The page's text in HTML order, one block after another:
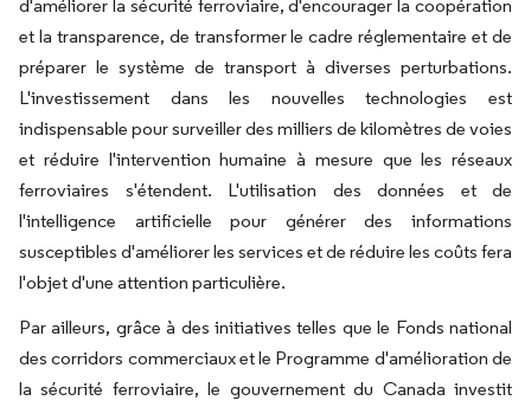
d'améliorer la sécurité ferroviaire, d'encourager la coopération
et la transparence, de transformer le cadre réglementaire et de
préparer le système de transport à diverses perturbations.
L'investissement dans les nouvelles technologies est
indispensable pour surveiller des milliers de kilomètres de voies
et réduire l'intervention humaine à mesure que les réseaux
ferroviaires s'étendent. L'utilisation des données et de
l'intelligence artificielle pour générer des informations
susceptibles d'améliorer les services et de réduire les coûts fera
l'objet d'une attention particulière.
Par ailleurs, grâce à des initiatives telles que le Fonds national
des corridors commerciaux et le Programme d'amélioration de
la sécurité ferroviaire, le gouvernement du Canada investit